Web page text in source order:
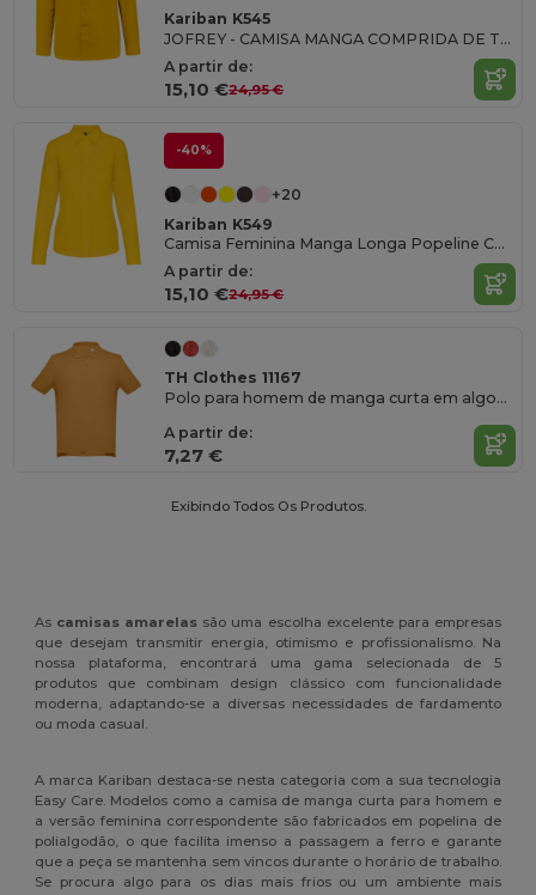
Kariban K545
JOFREY - CAMISA MANGA COMPRIDA DE TRATAMENTO FÁCIL
A partir de:
15,10 €24,95 €
-40%
+20
Kariban K549
Camisa Feminina Manga Longa Popeline Confortável
A partir de:
15,10 €24,95 €
TH Clothes 11167
Polo para homem de manga curta em algodão
A partir de:
7,27 €
Exibindo Todos Os Produtos.
As camisas amarelas são uma escolha excelente para empresas
que desejam transmitir energia, otimismo e profissionalismo. Na
nossa plataforma, encontrará uma gama selecionada de 5
produtos que combinam design clássico com funcionalidade
moderna, adaptando-se a diversas necessidades de fardamento
ou moda casual.
A marca Kariban destaca-se nesta categoria com a sua tecnologia
Easy Care. Modelos como a camisa de manga curta para homem e
a versão feminina correspondente são fabricados em popelina de
polialgodão, o que facilita imenso a passagem a ferro e garante
que a peça se mantenha sem vincos durante o horário de trabalho.
Se procura algo para os dias mais frios ou um ambiente mais